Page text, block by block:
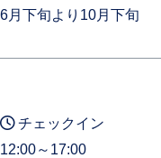
6月下旬より10月下旬
チェックイン
12:00～17:00